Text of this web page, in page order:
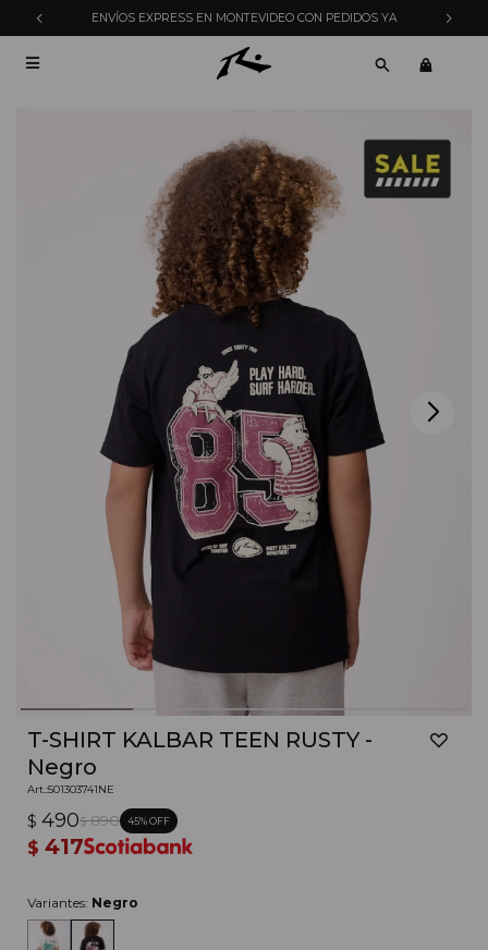
ENVÍOS EXPRESS EN MONTEVIDEO CON PEDIDOS YA

T-SHIRT KALBAR TEEN RUSTY -
Negro
501303741NE
$ 490$ 890 45
$ 417
Variantes: Negro